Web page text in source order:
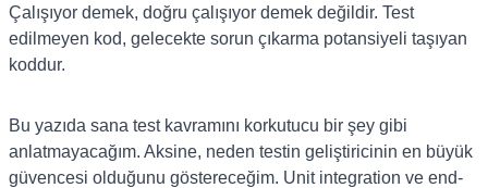
Çalışıyor demek, doğru çalışıyor demek değildir. Test
edilmeyen kod, gelecekte sorun çıkarma potansiyeli taşıyan
koddur.
Bu yazıda sana test kavramını korkutucu bir şey gibi
anlatmayacağım. Aksine, neden testin geliştiricinin en büyük
güvencesi olduğunu göstereceğim. Unit integration ve end-